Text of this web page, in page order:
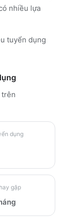
nhiều lựa
tuyển dụng
trên
dụng
gặp